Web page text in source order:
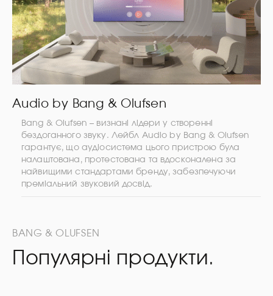
Audio by Bang & Olufsen
Bang & Olufsen – визнані лідери у створенні
бездоганного звуку. Лейбл Audio by Bang & Olufsen
гарантує, що аудіосистема цього пристрою була
налаштована, протестована та вдосконалена за
найвищими стандартами бренду, забезпечуючи
преміальний звуковий досвід.
BANG & OLUFSEN
Популярні продукти.